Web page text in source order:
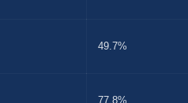
49.7%
77.8%